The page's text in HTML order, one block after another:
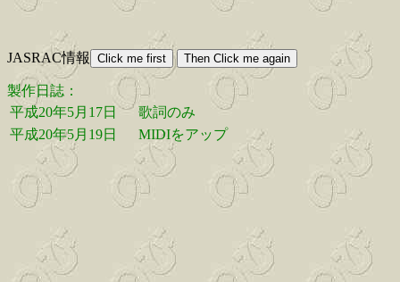
JASRAC情報
製作日誌：
平成20年5月17日
歌詞のみ
平成20年5月19日
MIDIをアップ